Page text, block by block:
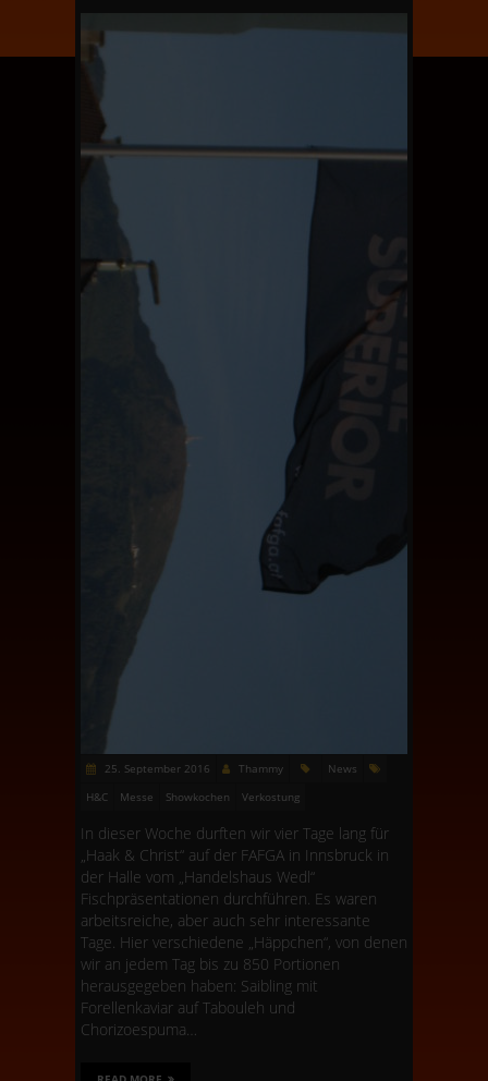
25. September 2016 Thammy
News
H&C
Messe Showkochen Verkostung
In dieser Woche durften wir vier Tage lang für
„Haak & Christ“ auf der FAFGA in Innsbruck in
der Halle vom „Handelshaus Wedl“
Fischpräsentationen durchführen. Es waren
arbeitsreiche, aber auch sehr interessante
Tage. Hier verschiedene „Häppchen“, von denen
wir an jedem Tag bis zu 850 Portionen
herausgegeben haben: Saibling mit
Forellenkaviar auf Tabouleh und
Chorizoespuma…